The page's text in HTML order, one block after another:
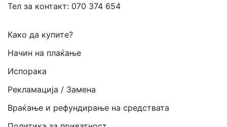
Тел за контакт: 070 374 654
Како да купите?
Начин на плаќање
Испорака
Рекламација / Замена
Враќање и рефундирање на средствата